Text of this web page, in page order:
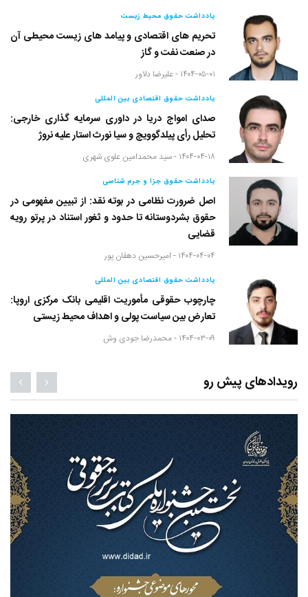
یادداشت حقوق محیط زیست
تحریم های اقتصادی و پیامد های زیست محیطی آن
در صنعت نفت و گاز
۱۴۰۴-۰۵-۰۱ - علیرضا دلاور
یادداشت حقوق اقتصادی بین المللی
صدای امواج دریا در داوری سرمایه گذاری خارجی:
تحلیل رأی پیلدگوویچ و سیا نورث استار علیه نروژ
۱۴۰۴-۰۴-۱۸ - سید محمدامین علوی شهری
یادداشت حقوق جزا و جرم شناسی
اصل ضرورت نظامی در بوته نقد: از تبیین مفهومی در
حقوق بشردوستانه تا حدود و ثغور استناد در پرتو رویه
قضایی
۱۴۰۴-۰۴-۰۴ - امیرحسین دهقان پور
یادداشت حقوق اقتصادی بین المللی
چارچوب حقوقی مأموریت اقلیمی بانک مرکزی اروپا:
تعارض بین سیاست پولی و اهداف محیط زیستی
۱۴۰۴-۰۳-۰۹ - محمدرضا جودی وش
رویدادهای پیش رو